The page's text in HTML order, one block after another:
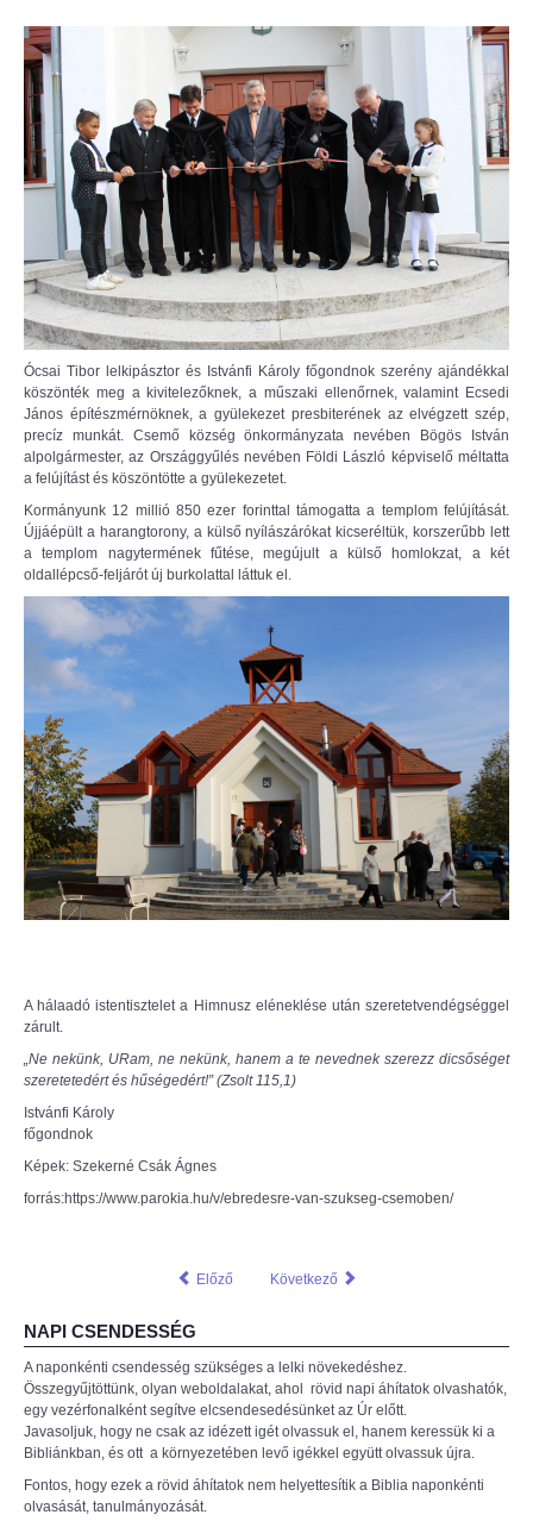
Ócsai Tibor lelkipásztor és Istvánfi Károly főgondnok szerény ajándékkal
köszönték meg a kivitelezőknek, a műszaki ellenőrnek, valamint Ecsedi
János építészmérnöknek, a gyülekezet presbiterének az elvégzett szép,
precíz munkát. Csemő község önkormányzata nevében Bögös István
alpolgármester, az Országgyűlés nevében Földi László képviselő méltatta
a felújítást és köszöntötte a gyülekezetet.
Kormányunk 12 millió 850 ezer forinttal támogatta a templom felújítását.
Újjáépült a harangtorony, a külső nyílászárókat kicseréltük, korszerűbb lett
a templom nagytermének fűtése, megújult a külső homlokzat, a két
oldallépcső-feljárót új burkolattal láttuk el.
A hálaadó istentisztelet a Himnusz eléneklése után szeretetvendégséggel
zárult.
„Ne nekünk, URam, ne nekünk, hanem a te nevednek szerezz dicsőséget
szeretetedért és hűségedért!” (Zsolt 115,1)
Istvánfi Károly
főgondnok
Képek: Szekerné Csák Ágnes
forrás:https://www.parokia.hu/v/ebredesre-van-szukseg-csemoben/
Előző Következő
NAPI CSENDESSÉG
A naponkénti csendesség szükséges a lelki növekedéshez.
Összegyűjtöttünk, olyan weboldalakat, ahol rövid napi áhítatok olvashatók,
egy vezérfonalként segítve elcsendesedésünket az Úr előtt.
Javasoljuk, hogy ne csak az idézett igét olvassuk el, hanem keressük ki a
Bibliánkban, és ott a környezetében levő igékkel együtt olvassuk újra.
Fontos, hogy ezek a rövid áhítatok nem helyettesítik a Biblia naponkénti
olvasását, tanulmányozását.